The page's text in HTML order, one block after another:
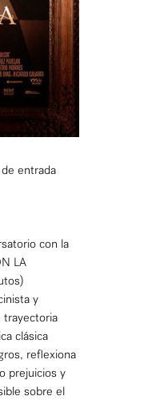
entrada
con la
LA
y
trayectoria
clásica
reflexiona
prejuicios y
sobre el